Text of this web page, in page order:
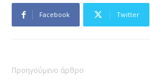
Facebook Twitter
Προηγούμενο άρθρο